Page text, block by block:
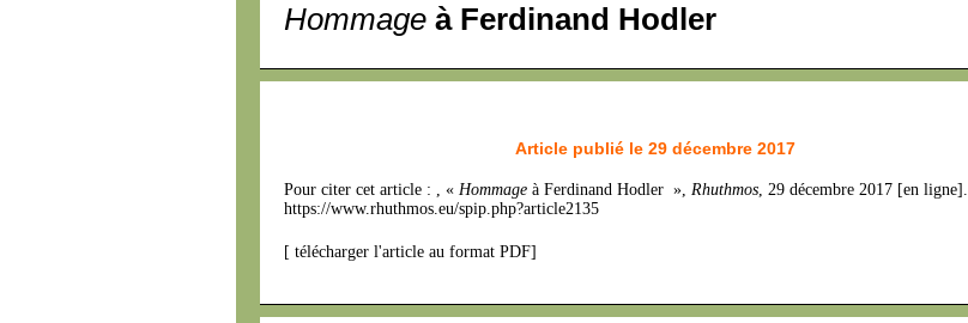
Hommage à Ferdinand Hodler
Article publié le 29 décembre 2017
Pour citer cet article : , « Hommage à Ferdinand Hodler », Rhuthmos, 29 décembre 2017 [en ligne].
https://www.rhuthmos.eu/spip.php?article2135
[ télécharger l'article au format PDF]